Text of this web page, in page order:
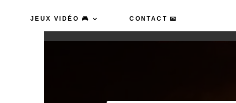
JEUX VIDÉO 🎮 CONTACT 📧